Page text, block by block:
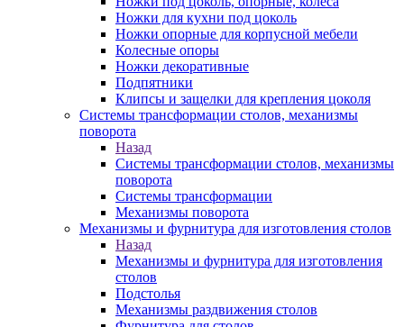
Ножки для кухни под цоколь
Ножки опорные для корпусной мебели
Колесные опоры
Ножки декоративные
Подпятники
Клипсы и защелки для крепления цоколя
Системы трансформации столов, механизмы
поворота
Назад
Системы трансформации столов, механизмы
поворота
Системы трансформации
Механизмы поворота
Механизмы и фурнитура для изготовления столов
Назад
Механизмы и фурнитура для изготовления
столов
Подстолья
Механизмы раздвижения столов